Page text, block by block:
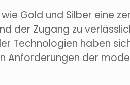
Gold und Silber eine
der Zugang zu
Technologien haben
Anforderungen der